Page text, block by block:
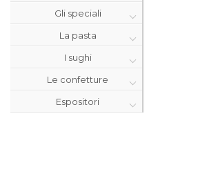
Gli speciali
La pasta
I sughi
Le confetture
Espositori